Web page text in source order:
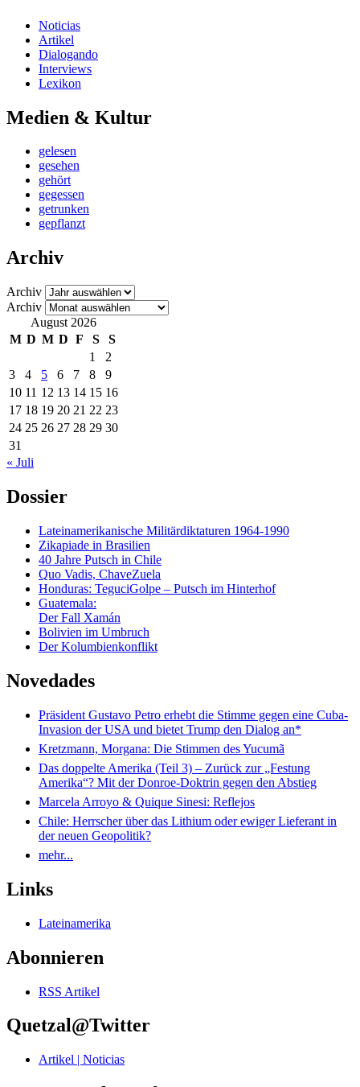
Noticias
Artikel
Dialogando
Interviews
Lexikon
Medien & Kultur
gelesen
gesehen
gehört
gegessen
getrunken
gepflanzt
Archiv
Archiv
Archiv
August 2026
M D M D F S
S
1
2
3
4 5 6 7 8
9
10 11 12 13 14 15 16
17 18 19 20 21 22 23
24 25 26 27 28 29 30
31
« Juli
Dossier
Lateinamerikanische Militärdiktaturen 1964-1990
Zikapiade in Brasilien
40 Jahre Putsch in Chile
Quo Vadis, ChaveZuela
Honduras: TeguciGolpe – Putsch im Hinterhof
Guatemala:
Der Fall Xamán
Bolivien im Umbruch
Der Kolumbienkonflikt
Novedades
Präsident Gustavo Petro erhebt die Stimme gegen eine Cuba-
Invasion der USA und bietet Trump den Dialog an*
Kretzmann, Morgana: Die Stimmen des Yucumã
Das doppelte Amerika (Teil 3) – Zurück zur „Festung
Amerika“? Mit der Donroe-Doktrin gegen den Abstieg
Marcela Arroyo & Quique Sinesi: Reflejos
Chile: Herrscher über das Lithium oder ewiger Lieferant in
der neuen Geopolitik?
mehr...
Links
Lateinamerika
Abonnieren
RSS Artikel
Quetzal@Twitter
Artikel | Noticias